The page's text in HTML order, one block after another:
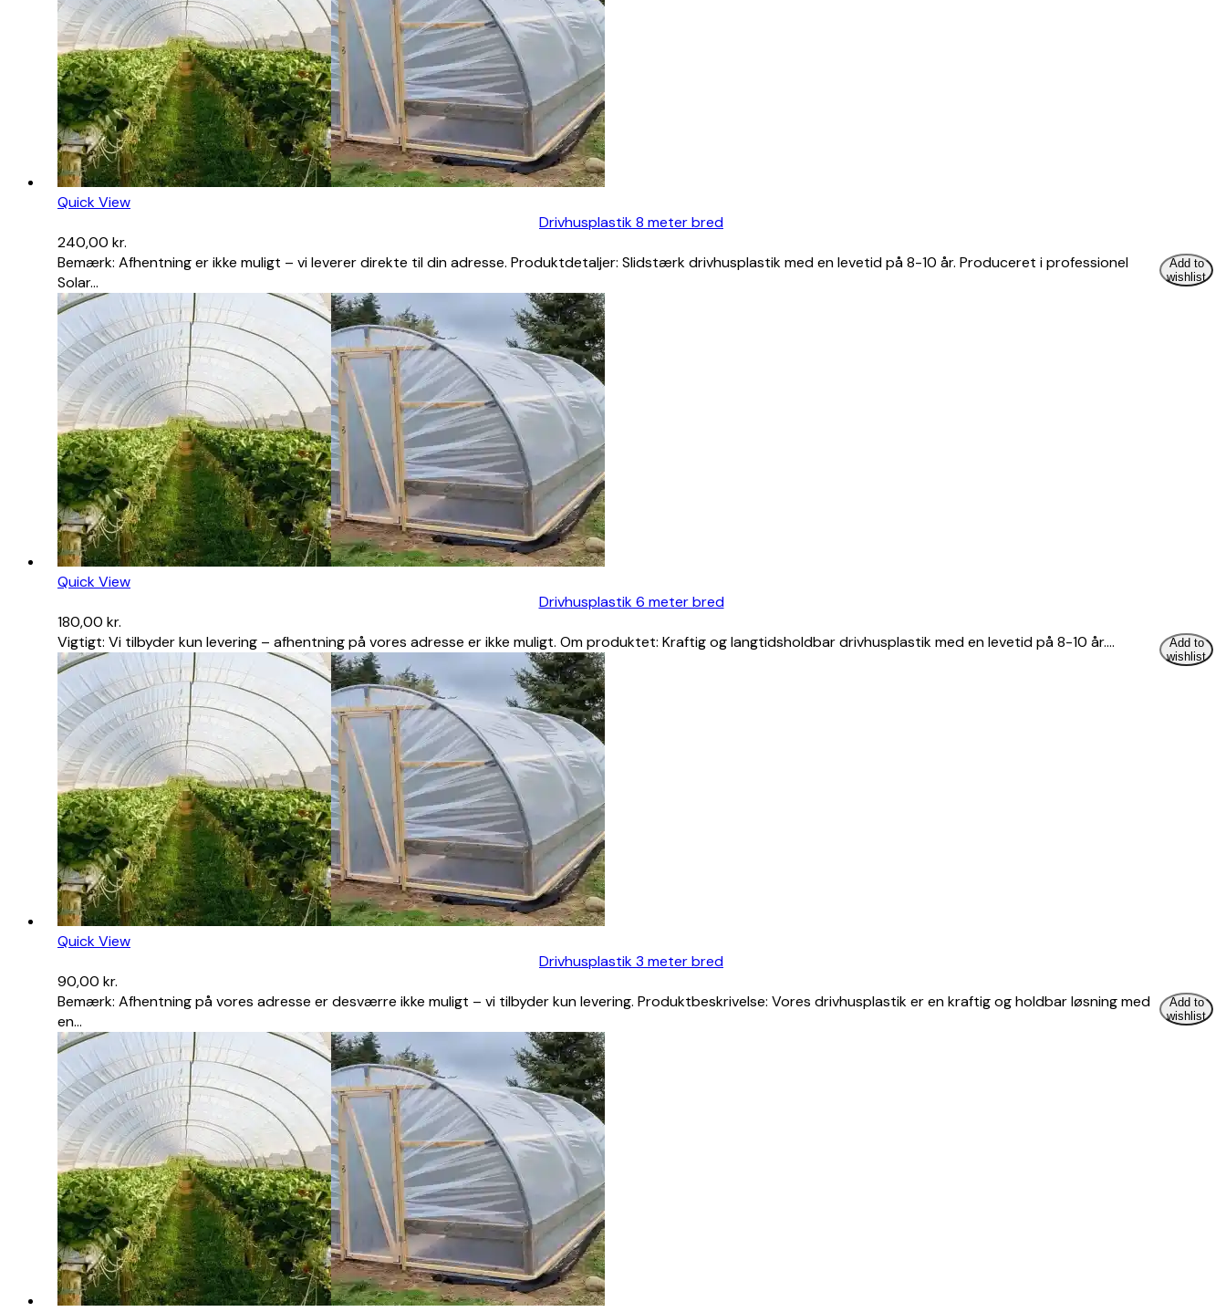
Quick View
Drivhusplastik 8 meter bred
240,00 kr.
Add to
wishlist
Bemærk: Afhentning er ikke muligt – vi leverer direkte til din adresse. Produktdetaljer: Slidstærk drivhusplastik med en levetid på 8-10 år. Produceret i professionel
Solar…
Quick View
Drivhusplastik 6 meter bred
180,00 kr.
Add to
wishlist
Vigtigt: Vi tilbyder kun levering – afhentning på vores adresse er ikke muligt. Om produktet: Kraftig og langtidsholdbar drivhusplastik med en levetid på 8-10 år.…
Quick View
Drivhusplastik 3 meter bred
90,00 kr.
Add to
wishlist
Bemærk: Afhentning på vores adresse er desværre ikke muligt – vi tilbyder kun levering. Produktbeskrivelse: Vores drivhusplastik er en kraftig og holdbar løsning med
en…